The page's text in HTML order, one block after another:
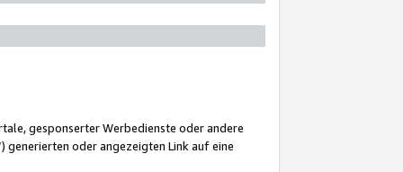
gesponserter Werbedienste oder andere
generierten oder angezeigten Link auf eine